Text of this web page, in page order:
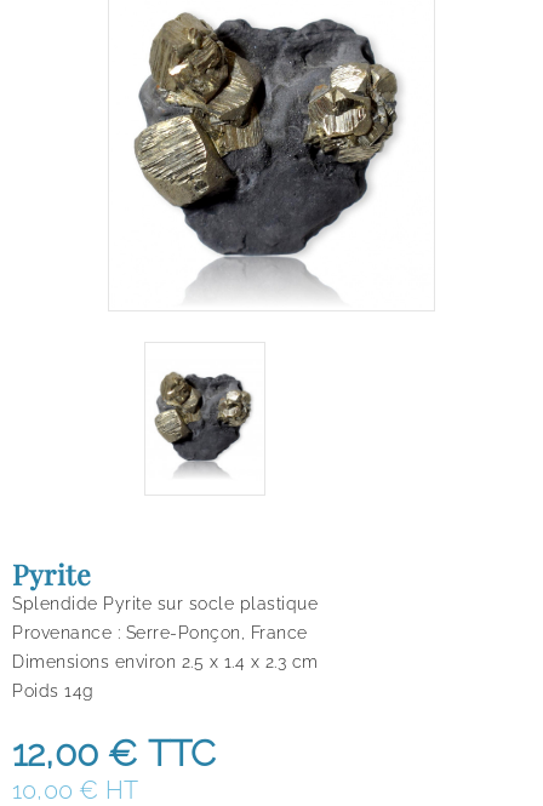
Pyrite
Splendide Pyrite sur socle plastique
Provenance : Serre-Ponçon, France
Dimensions environ 2.5 x 1.4 x 2.3 cm
Poids 14g
12,00 € TTC
10,00 € HT